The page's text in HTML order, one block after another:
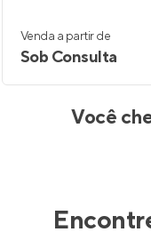
Venda a partir de
Sob Consulta
Você